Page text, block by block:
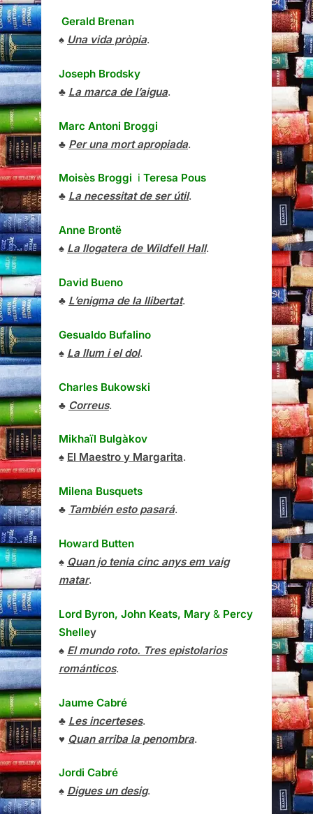
Gerald Brenan
♠ Una vida pròpia.
Joseph Brodsky
♣ La marca de l’aigua.
Marc Antoni Broggi
♣ Per una mort apropiada.
Moisès Broggi i Teresa Pous
♣ La necessitat de ser útil.
Anne Brontë
♠ La llogatera de Wildfell Hall.
David Bueno
♣ L’enigma de la llibertat.
Gesualdo Bufalino
♠ La llum i el dol.
Charles Bukowski
♣ Correus.
Mikhaïl Bulgàkov
♠ El Maestro y Margarita.
Milena Busquets
♣ También esto pasará.
Howard Butten
♠ Quan jo tenia cinc anys em vaig
matar.
Lord Byron, John Keats, Mary & Percy
Shelley
♠ El mundo roto. Tres epistolarios
románticos.
Jaume Cabré
♣ Les incerteses.
♥ Quan arriba la penombra.
Jordi Cabré
♠ Digues un desig.